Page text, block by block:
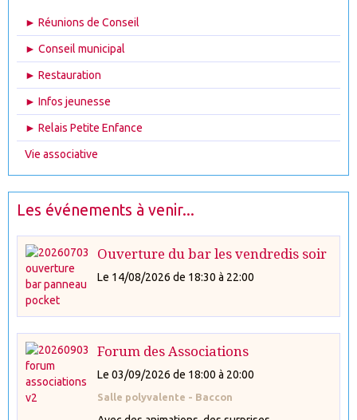
► Réunions de Conseil
► Conseil municipal
► Restauration
► Infos jeunesse
► Relais Petite Enfance
Vie associative
Les événements à venir...
Ouverture du bar les vendredis soir
Le 14/08/2026 de 18:30 à 22:00
Forum des Associations
Le 03/09/2026 de 18:00 à 20:00
Salle polyvalente - Baccon